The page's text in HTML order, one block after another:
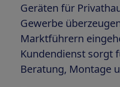
Geräten für
Gewerbe
Marktführern
Kundendienst sorgt
Beratung, Montage